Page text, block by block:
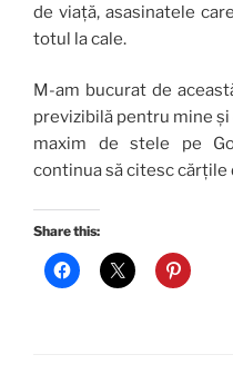
de viață, asasinatele
totul la cale.
M-am bucurat de
previzibilă pentru mine
maxim de stele pe
continua să citesc cărțile
Share this: